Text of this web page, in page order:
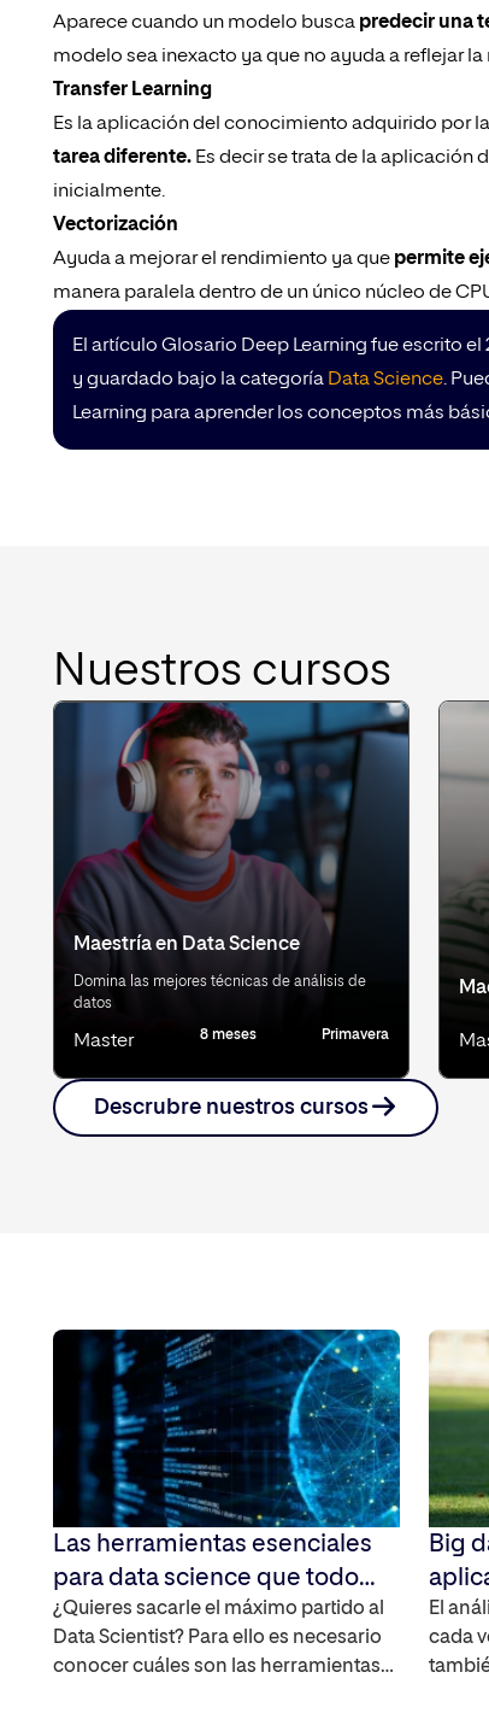
Aparece cuando un modelo busca predecir una
modelo sea inexacto ya que no ayuda a reflejar
Transfer Learning
Es la aplicación del conocimiento adquirido por
tarea diferente. Es decir se trata de la aplicación
inicialmente.
Vectorización
Ayuda a mejorar el rendimiento ya que permite
manera paralela dentro de un único núcleo de
El artículo Glosario Deep Learning fue escrito
y guardado bajo la categoría Data Science.
Learning para aprender los conceptos más
Nuestros cursos
Maestría en Data Science
Domina las mejores técnicas de análisis de
datos
Master 8 meses Primavera
Descrubre nuestros cursos
Las herramientas esenciales
para data science que todo
profesional debe conocer
¿Quieres sacarle el máximo partido al
Data Scientist? Para ello es necesario
conocer cuáles son las herramientas
Big
el
El
cada